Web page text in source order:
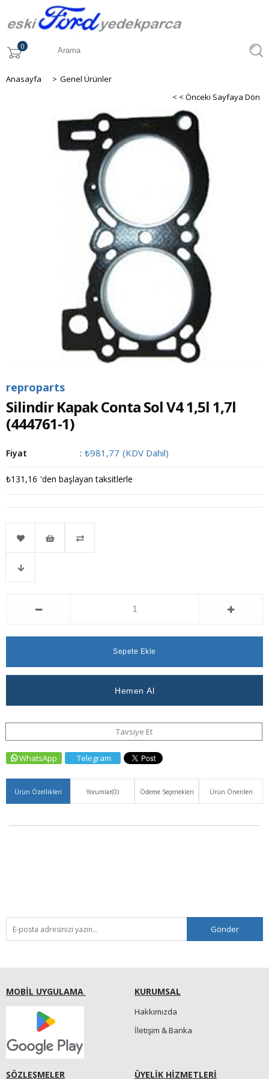
0
Anasayfa > Genel Ürünler
< < Önceki Sayfaya Dön
reproparts
Silindir Kapak Conta Sol V4 1,5l 1,7l
(444761-1)
Fiyat : ₺981,77 (KDV Dahil)
₺131,16 'den başlayan taksitlerle
Favorilere
Tavsiye Et
WhatsApp Telegram
Ürün Özellikleri Yorumlar(0) Ödeme Seçenekleri Ürün Önerileri
Gönder
MOBİL UYGULAMA KURUMSAL
Hakkımızda
İletişim & Banka
SÖZLEŞMELER ÜYELİK HİZMETLERİ